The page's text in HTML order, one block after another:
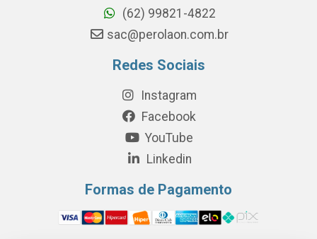
(62) 99821-4822
sac@perolaon.com.br
Redes Sociais
Instagram
Facebook
YouTube
Linkedin
Formas de Pagamento